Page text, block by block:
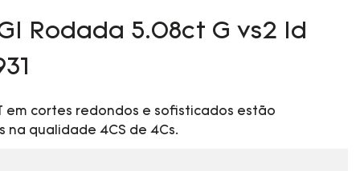
Rodada 5.08ct G vs2 Id
em cortes redondos e sofisticados estão
na qualidade 4CS de 4Cs.